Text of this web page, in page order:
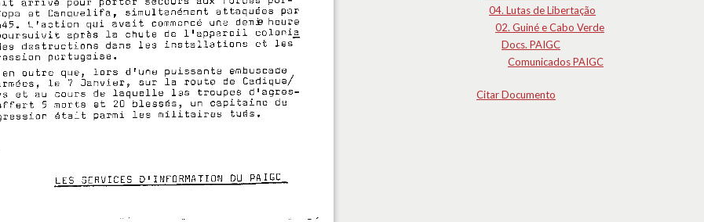
04. Lutas de Libertação
02. Guiné e Cabo Verde
Docs. PAIGC
Comunicados PAIGC
Citar Documento